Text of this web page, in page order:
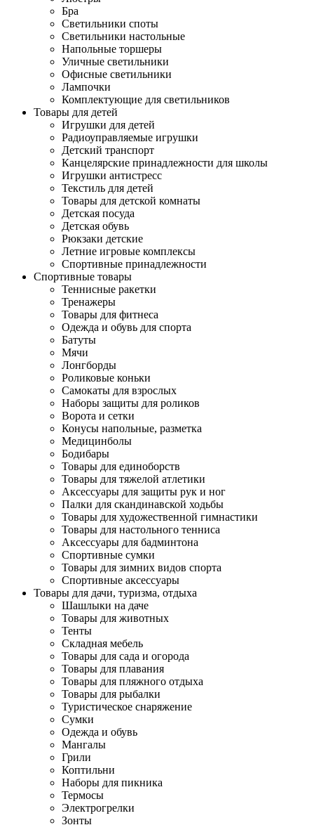
Бра
Светильники споты
Светильники настольные
Напольные торшеры
Уличные светильники
Офисные светильники
Лампочки
Комплектующие для светильников
Товары для детей
Игрушки для детей
Радиоуправляемые игрушки
Детский транспорт
Канцелярские принадлежности для школы
Игрушки антистресс
Текстиль для детей
Товары для детской комнаты
Детская посуда
Детская обувь
Рюкзаки детские
Летние игровые комплексы
Спортивные принадлежности
Спортивные товары
Теннисные ракетки
Тренажеры
Товары для фитнеса
Одежда и обувь для спорта
Батуты
Мячи
Лонгборды
Роликовые коньки
Самокаты для взрослых
Наборы защиты для роликов
Ворота и сетки
Конусы напольные, разметка
Медицинболы
Бодибары
Товары для единоборств
Товары для тяжелой атлетики
Аксессуары для защиты рук и ног
Палки для скандинавской ходьбы
Товары для художественной гимнастики
Товары для настольного тенниса
Аксессуары для бадминтона
Спортивные сумки
Товары для зимних видов спорта
Спортивные аксессуары
Товары для дачи, туризма, отдыха
Шашлыки на даче
Товары для животных
Тенты
Складная мебель
Товары для сада и огорода
Товары для плавания
Товары для пляжного отдыха
Товары для рыбалки
Туристическое снаряжение
Сумки
Одежда и обувь
Мангалы
Грили
Коптильни
Наборы для пикника
Термосы
Электрогрелки
Зонты